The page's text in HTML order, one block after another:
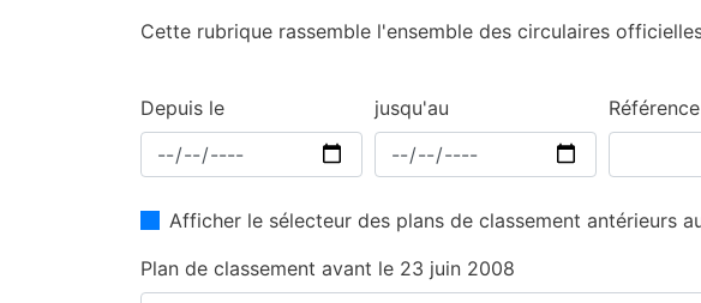
Cette rubrique rassemble l'ensemble des circulaires
Depuis le jusqu'au Référence
Afficher le sélecteur des plans de classement antérieurs
Plan de classement avant le 23 juin 2008